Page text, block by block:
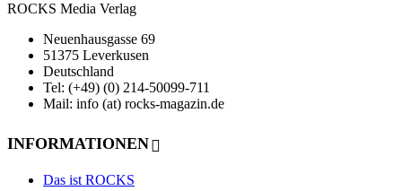
ROCKS Media Verlag
Neuenhausgasse 69
51375 Leverkusen
Deutschland
Tel: (+49) (0) 214-50099-711
Mail: info (at) rocks-magazin.de
INFORMATIONEN
Das ist ROCKS